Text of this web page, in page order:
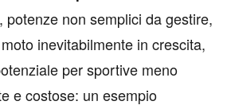
potenze non semplici da gestire,
inevitabilmente in crescita,
per sportive meno
e costose: un esempio